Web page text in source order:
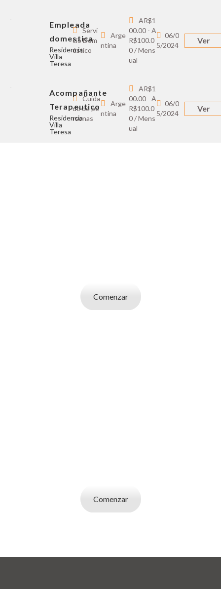
Empleada
domestica
Residencia
Villa
Teresa
Servi
cio Dom
éstico
Arge
ntina
AR$1
00.00 - A
R$100.0
0 / Mens
ual
06/0
5/2024
Ver
Acompañante
Terapeutico
Residencia
Villa
Teresa
Cuida
do de pe
rsonas
Arge
ntina
AR$1
00.00 - A
R$100.0
0 / Mens
ual
06/0
5/2024
Ver
Comenzar
Comenzar